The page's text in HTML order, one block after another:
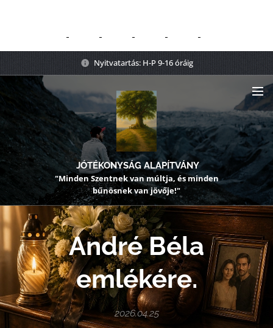
Nyitvatartás: H-P 9-16 óráig
JÓTÉKONYSÁG ALAPÍTVÁNY
"Minden Szentnek van múltja, és minden
bűnösnek van jövője!"
André Béla
emlékére.
2026.04.25